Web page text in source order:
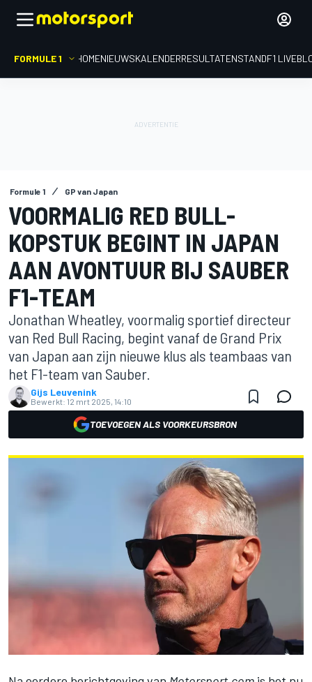
FORMULE 1 HOMENIEUWSKALENDERRESULTATENSTANDF1
Formule 1 GP van Japan
VOORMALIG RED BULL-
KOPSTUK BEGINT IN JAPAN
AAN AVONTUUR BIJ SAUBER
F1-TEAM
Jonathan Wheatley, voormalig sportief directeur
van Red Bull Racing, begint vanaf de Grand Prix
van Japan aan zijn nieuwe klus als teambaas van
het F1-team van Sauber.
Gijs Leuvenink
Bewerkt: 12 mrt 2025, 14:10
TOEVOEGEN ALS VOORKEURSBRON